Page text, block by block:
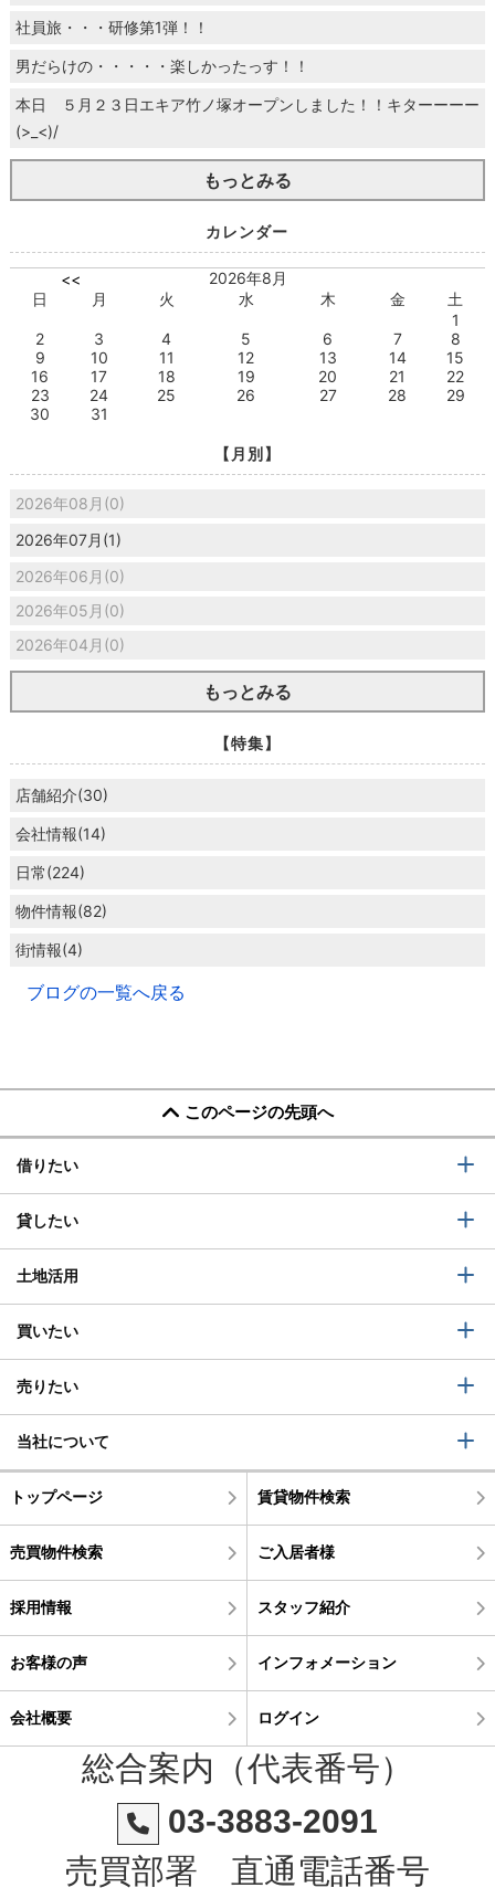
社員旅・・・研修第1弾！！
男だらけの・・・・・楽しかったっす！！
本日 ５月２３日エキア竹ノ塚オープンしました！！キターーーー
(>_<)/
もっとみる
カレンダー
<<
2026年8月
日
月 火 水 木 金
土
1
2
3 4 5 6 7
8
9
10 11 12 13 14
15
16
17 18 19 20 21
22
23
24 25 26 27 28
29
30
31
【月別】
2026年08月(0)
2026年07月(1)
2026年06月(0)
2026年05月(0)
2026年04月(0)
もっとみる
【特集】
店舗紹介(30)
会社情報(14)
日常(224)
物件情報(82)
街情報(4)
ブログの一覧へ戻る
このページの先頭へ
借りたい
貸したい
土地活用
買いたい
売りたい
当社について
トップページ 賃貸物件検索
売買物件検索 ご入居者様
採用情報 スタッフ紹介
お客様の声 インフォメーション
会社概要 ログイン
総合案内（代表番号）
03-3883-2091
売買部署 直通電話番号